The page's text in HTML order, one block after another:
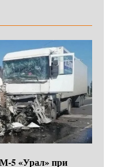
5 «Урал» при